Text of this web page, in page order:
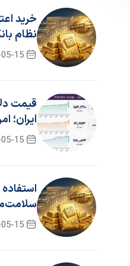
خرید
نظام
15
قیمت
۱۴۰۵
15
استفاده
سال ۱۴۰۵ تمدید شد
15